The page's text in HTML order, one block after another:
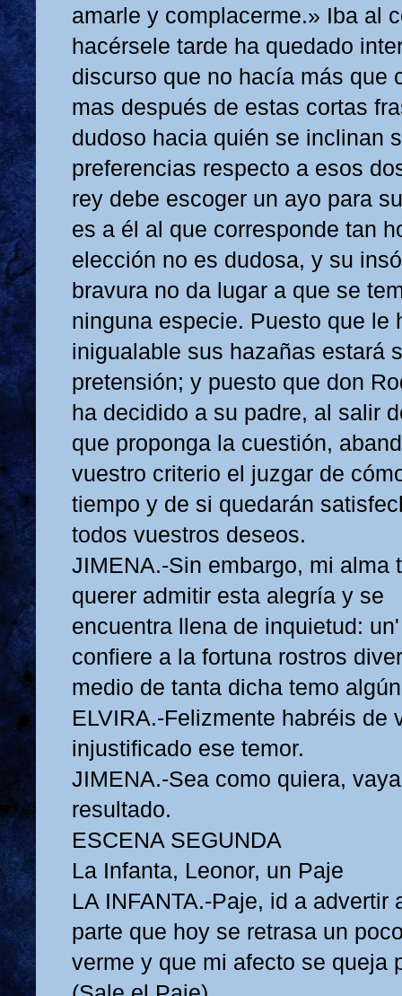
amarle y complacerme.» Iba al
hacérsele tarde ha quedado
discurso que no hacía más que
mas después de estas cortas
dudoso hacia quién se inclinan
preferencias respecto a esos
rey debe escoger un ayo para
es a él al que corresponde tan
elección no es dudosa, y su
bravura no da lugar a que se
ninguna especie. Puesto que le
inigualable sus hazañas estará
pretensión; y puesto que don
ha decidido a su padre, al salir
que proponga la cuestión,
vuestro criterio el juzgar de
tiempo y de si quedarán
todos vuestros deseos.
JIMENA.-Sin embargo, mi alma
querer admitir esta alegría y se
encuentra llena de inquietud:
confiere a la fortuna rostros
medio de tanta dicha temo
ELVIRA.-Felizmente habréis de
injustificado ese temor.
JIMENA.-Sea como quiera,
resultado.
ESCENA SEGUNDA
La Infanta, Leonor, un Paje
LA INFANTA.-Paje, id a advertir
parte que hoy se retrasa un
verme y que mi afecto se queja